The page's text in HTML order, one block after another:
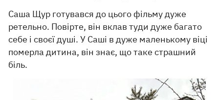
Саша Щур готувався до цього фільму дуже
ретельно. Повірте, він вклав туди дуже багато
себе і своєї душі. У Саші в дуже маленькому віці
померла дитина, він знає, що таке страшний
біль.